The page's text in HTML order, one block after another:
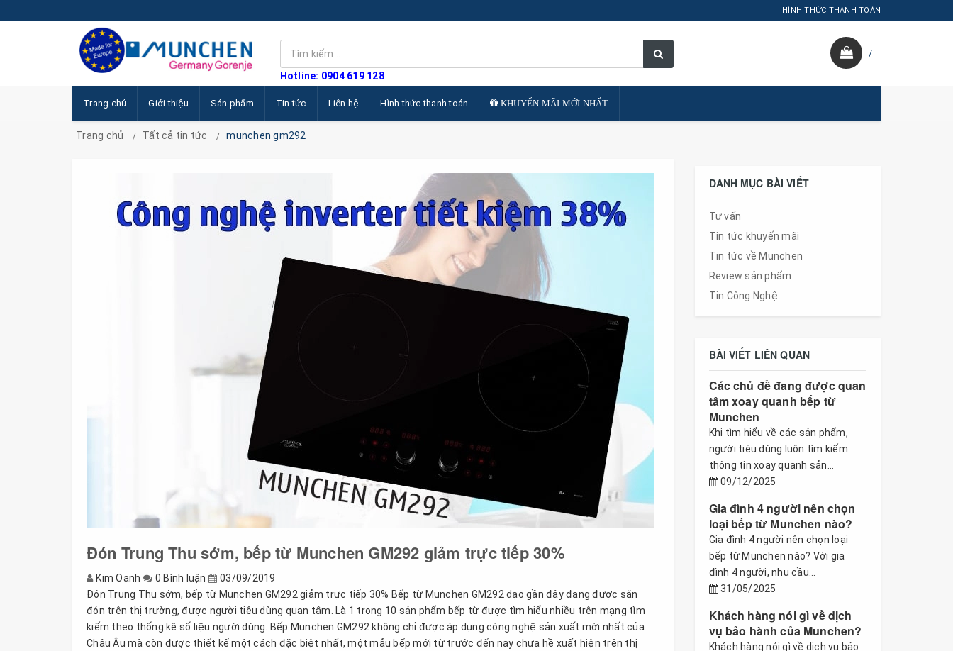
HÌNH THỨC THANH TOÁN
Hotline: 0904 619 128
/
Trang chủ Giới thiệu Sản phẩm Tin tức Liên hệ Hình thức thanh toán KHUYẾN MÃI MỚI NHẤT
Trang chủ Tất cả tin tức munchen gm292
Đón Trung Thu sớm, bếp từ Munchen GM292 giảm trực tiếp 30%
Kim Oanh 0 Bình luận
03/09/2019
Đón Trung Thu sớm, bếp từ Munchen GM292 giảm trực tiếp 30% Bếp từ Munchen GM292 dạo gần đây đang được săn
đón trên thị trường, được người tiêu dùng quan tâm. Là 1 trong 10 sản phẩm bếp từ được tìm hiểu nhiều trên mạng tìm
kiếm theo thống kê số liệu người dùng. Bếp Munchen GM292 không chỉ được áp dụng công nghệ sản xuất mới nhất của
Châu Âu mà còn được thiết kế một cách đặc biệt nhất, một mẫu bếp mới từ trước đến nay chưa hề xuất hiện trên thị
DANH MỤC BÀI VIẾT
Tư vấn
Tin tức khuyến mãi
Tin tức về Munchen
Review sản phẩm
Tin Công Nghệ
BÀI VIẾT LIÊN QUAN
Các chủ đề đang được quan
tâm xoay quanh bếp từ
Munchen
Khi tìm hiểu về các sản phẩm,
người tiêu dùng luôn tìm kiếm
thông tin xoay quanh sản...
09/12/2025
Gia đình 4 người nên chọn
loại bếp từ Munchen nào?
Gia đình 4 người nên chọn loại
bếp từ Munchen nào? Với gia
đình 4 người, nhu cầu...
31/05/2025
Khách hàng nói gì về dịch
vụ bảo hành của Munchen?
Khách hàng nói gì về dịch vụ bảo